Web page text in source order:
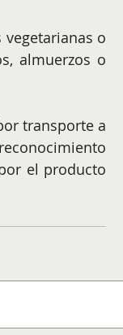
o
almuerzos o
transporte a
el producto